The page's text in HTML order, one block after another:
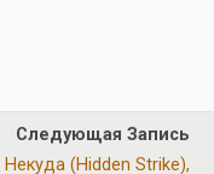
Следующая Запись
Некуда (Hidden Strike),